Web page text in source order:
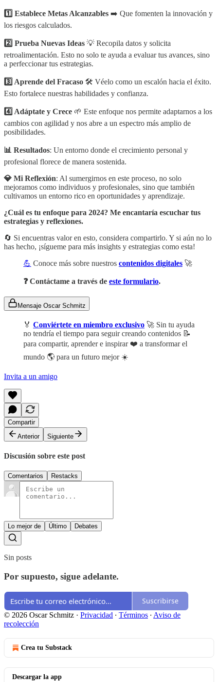
1️⃣ Establece Metas Alcanzables ➡️ Que fomenten la innovación y
los riesgos calculados.
2️⃣ Prueba Nuevas Ideas 💡 Recopila datos y solicita
retroalimentación. Esto no solo te ayuda a evaluar tus avances, sino
a perfeccionar tus estrategias.
3️⃣ Aprende del Fracaso 🛠️ Véelo como un escalón hacia el éxito.
Esto fortalece nuestras habilidades y confianza.
4️⃣ Adáptate y Crece 🌱 Este enfoque nos permite adaptarnos a los
cambios con agilidad y nos abre a un espectro más amplio de
posibilidades.
📊 Resultados: Un entorno donde el crecimiento personal y
profesional florece de manera sostenida.
💎 Mi Reflexión: Al sumergirnos en este proceso, no solo
mejoramos como individuos y profesionales, sino que también
cultivamos un entorno rico en oportunidades y aprendizaje.
¿Cuál es tu enfoque para 2024? Me encantaría escuchar tus
estrategias y reflexiones.
🔄 Si encuentras valor en esto, considera compartirlo. Y si aún no lo
has hecho, ¡sígueme para más insights y estrategias como esta!
💪 Conoce más sobre nuestros contenidos digitales 🚀
❓ Contáctame a través de este formulario.
Mensaje Oscar Schmitz
🏅 Conviértete en miembro exclusivo 🚀 Sin tu ayuda
no tendría el tiempo para seguir creando contenidos 📝
para compartir, aprender e inspirar ❤️ a transformar el
mundo 🌎 para un futuro mejor ☀️
Invita a un amigo
Compartir
Anterior
Siguiente
Discusión sobre este post
Comentarios Restacks
Lo mejor de Último Debates
Sin posts
Por supuesto, sigue adelante.
Suscribirse
© 2026 Oscar Schmitz · Privacidad ∙ Términos ∙ Aviso de
recolección
Crea tu Substack
Descargar la app